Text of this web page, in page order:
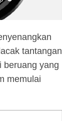
tantangan
beruang yang
memulai